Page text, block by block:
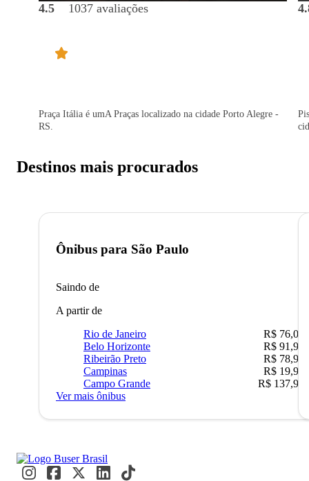
4.5 1037 avaliações
Praça Itália é umA Praças localizado na cidade Porto Alegre -
RS.
Destinos mais procurados
Ônibus para São Paulo
Saindo de
A partir de
Rio de Janeiro
R$ 76,09
Belo Horizonte
R$ 91,90
Ribeirão Preto
R$ 78,90
Campinas
R$ 19,90
Campo Grande
R$ 137,90
Ver mais ônibus